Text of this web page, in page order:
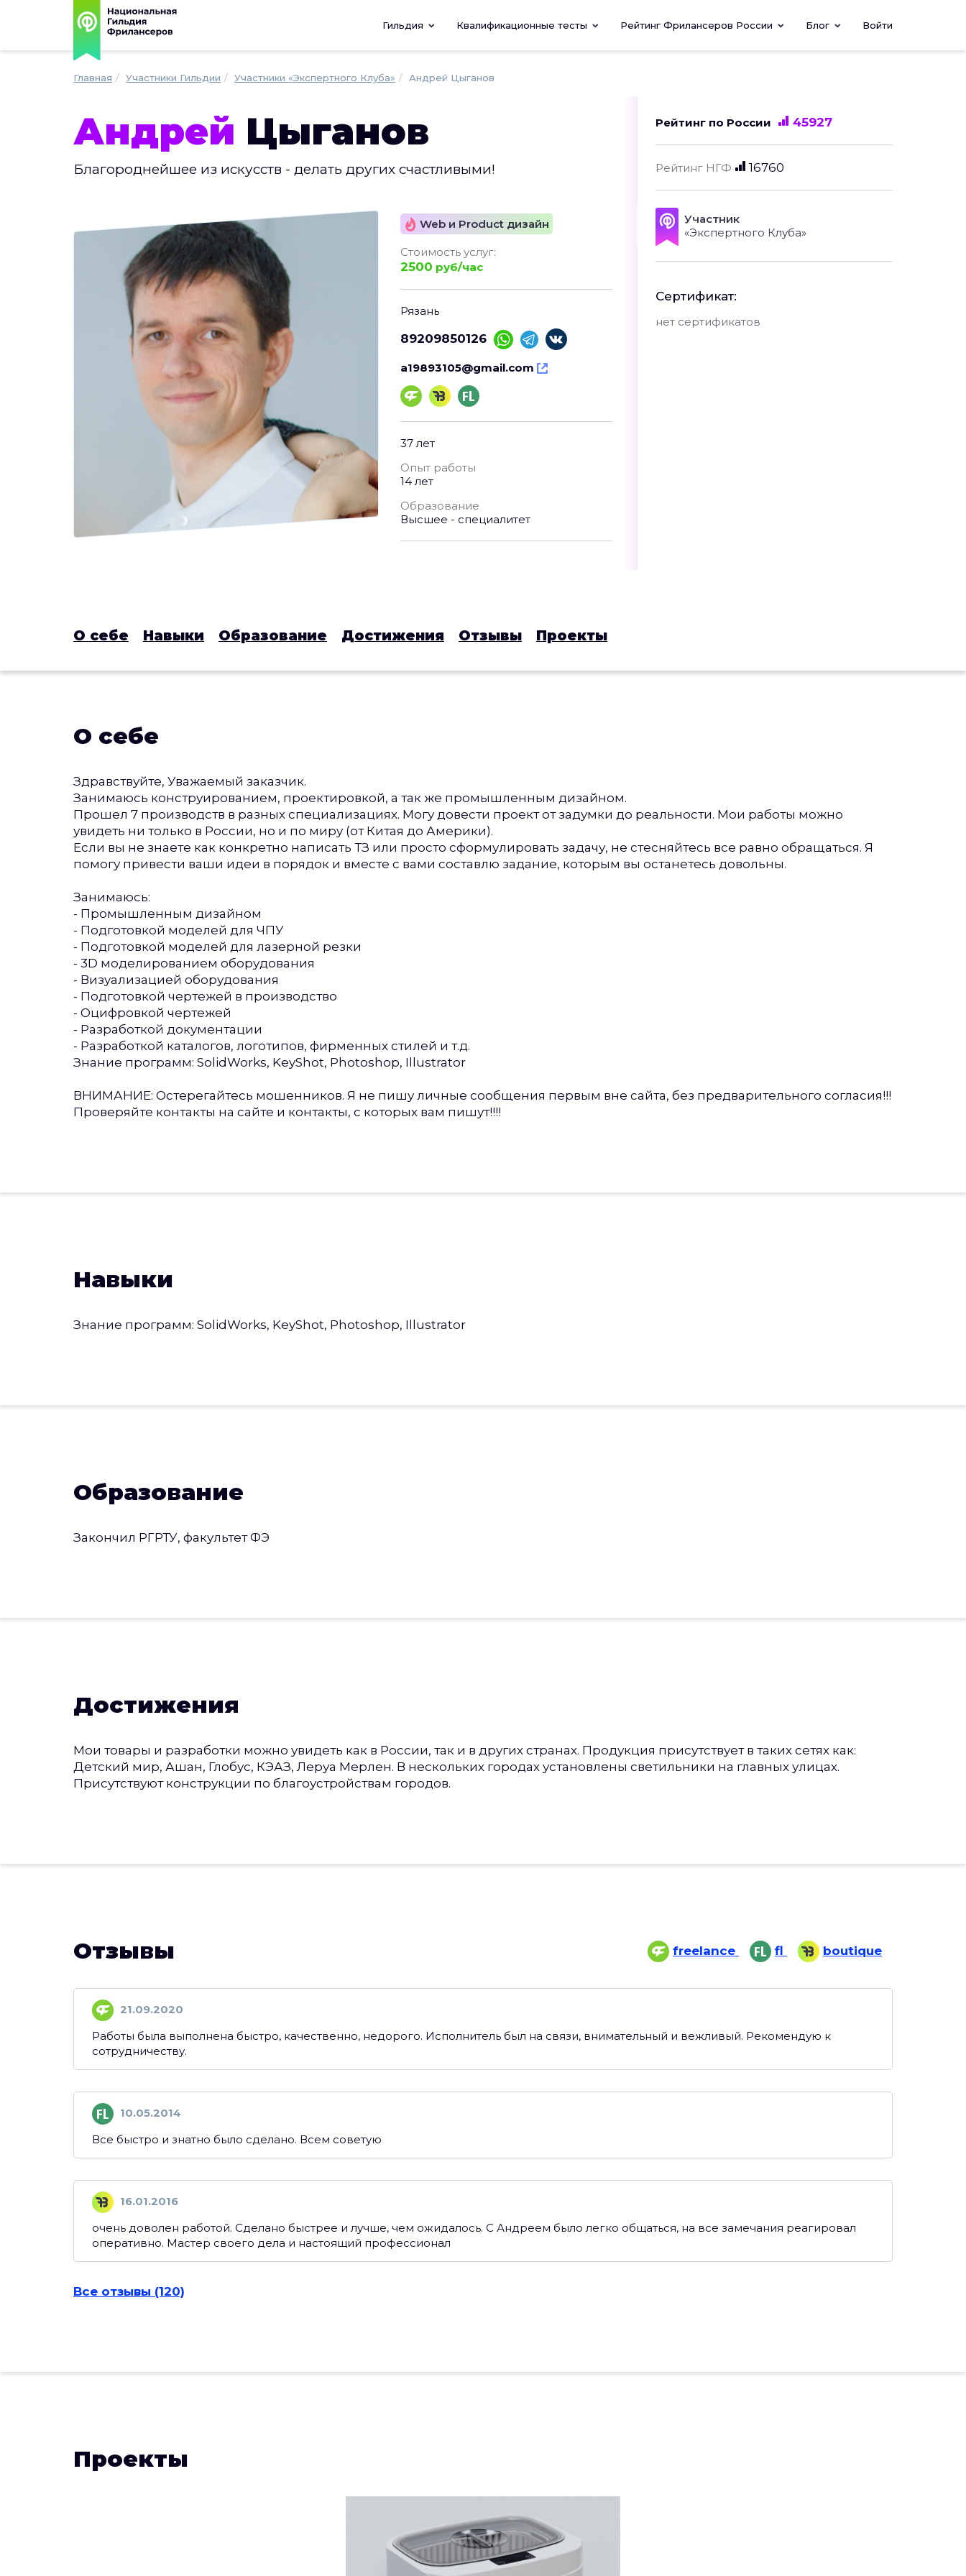
Гильдия Квалификационные тесты Рейтинг Фрилансеров России Блог Войти
Главная Участники Гильдии Участники «Экспертного Клуба» Андрей Цыганов
Андрей Цыганов
Благороднейшее из искусств - делать других счастливыми!
Web и Product дизайн
Стоимость услуг:
2500 руб/час
Рязань
89209850126
a19893105@gmail.com
37 лет
Опыт работы
14 лет
Образование
Высшее - специалитет
Рейтинг по России 45927
Рейтинг НГФ 16760
Участник
«Экспертного Клуба»
Сертификат:
нет сертификатов
О себе Навыки Образование Достижения Отзывы Проекты
О себе
Здравствуйте, Уважаемый заказчик.
Занимаюсь конструированием, проектировкой, а так же промышленным дизайном.
Прошел 7 производств в разных специализациях. Могу довести проект от задумки до реальности. Мои работы можно
увидеть ни только в России, но и по миру (от Китая до Америки).
Если вы не знаете как конкретно написать ТЗ или просто сформулировать задачу, не стесняйтесь все равно обращаться. Я
помогу привести ваши идеи в порядок и вместе с вами составлю задание, которым вы останетесь довольны.
Занимаюсь:
- Промышленным дизайном
- Подготовкой моделей для ЧПУ
- Подготовкой моделей для лазерной резки
- 3D моделированием оборудования
- Визуализацией оборудования
- Подготовкой чертежей в производство
- Оцифровкой чертежей
- Разработкой документации
- Разработкой каталогов, логотипов, фирменных стилей и т.д.
Знание программ: SolidWorks, KeyShot, Photoshop, Illustrator
ВНИМАНИЕ: Остерегайтесь мошенников. Я не пишу личные сообщения первым вне сайта, без предварительного согласия!!!
Проверяйте контакты на сайте и контакты, с которых вам пишут!!!!
Навыки
Знание программ: SolidWorks, KeyShot, Photoshop, Illustrator
Образование
Закончил РГРТУ, факультет ФЭ
Достижения
Мои товары и разработки можно увидеть как в России, так и в других странах. Продукция присутствует в таких сетях как:
Детский мир, Ашан, Глобус, КЭАЗ, Леруа Мерлен. В нескольких городах установлены светильники на главных улицах.
Присутствуют конструкции по благоустройствам городов.
Отзывы freelance fl boutique
21.09.2020
Работы была выполнена быстро, качественно, недорого. Исполнитель был на связи, внимательный и вежливый. Рекомендую к
сотрудничеству.
10.05.2014
Все быстро и знатно было сделано. Всем советую
16.01.2016
очень доволен работой. Сделано быстрее и лучше, чем ожидалось. С Андреем было легко общаться, на все замечания реагировал
оперативно. Мастер своего дела и настоящий профессионал
Все отзывы (120)
Проекты